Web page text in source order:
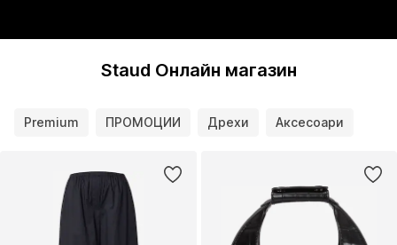
Staud Онлайн магазин
Premium ПРОМОЦИИ Дрехи Аксесоари